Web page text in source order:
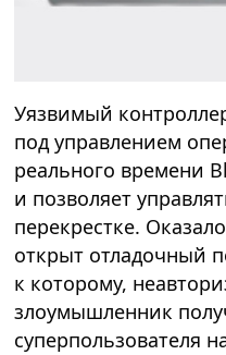
Уязвимый
под управлением
реального времени
и позволяет
перекрестке.
открыт отладочный
к которому,
злоумышленник
суперпользователя